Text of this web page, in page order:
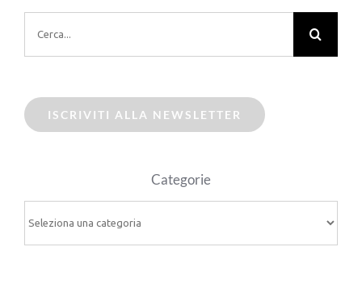
per:
ISCRIVITI ALLA NEWSLETTER
Categorie